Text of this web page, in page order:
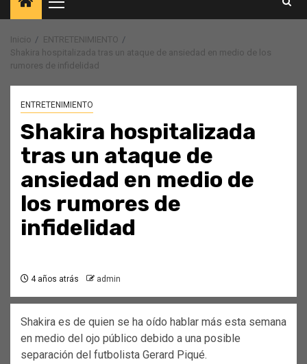
Menú
principal
Inicio
ENTRETENIMIENTO
Shakira hospitalizada tras un ataque de ansiedad en medio de los
rumores de infidelidad
ENTRETENIMIENTO
Shakira hospitalizada
tras un ataque de
ansiedad en medio de
los rumores de
infidelidad
4 años atrás admin
Shakira es de quien se ha oído hablar más esta semana
en medio del ojo público debido a una posible
separación del futbolista Gerard Piqué.